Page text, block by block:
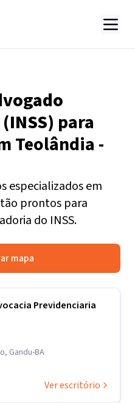
para
Teolândia -
especializados em
prontos para
do INSS.
mapa
Previdenciaria
Gandu-BA
Ver escritório